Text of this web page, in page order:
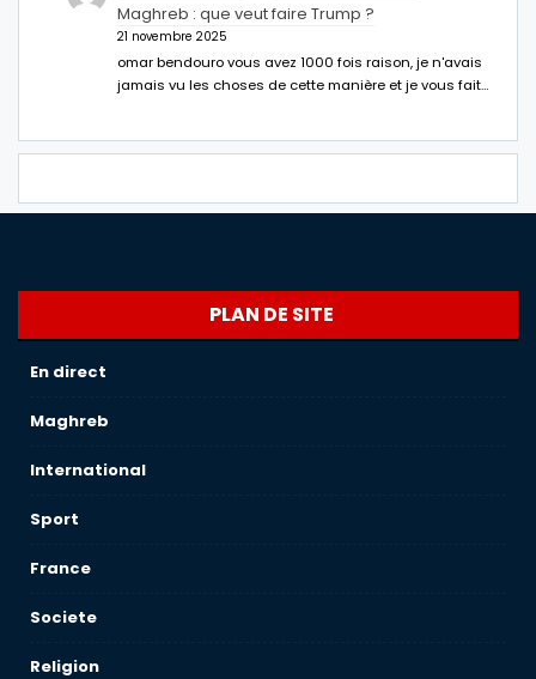
Maghreb : que veut faire Trump ?
21 novembre 2025
omar bendouro vous avez 1000 fois raison, je n'avais
jamais vu les choses de cette manière et je vous fait…
PLAN DE SITE
En direct
Maghreb
International
Sport
France
Societe
Religion